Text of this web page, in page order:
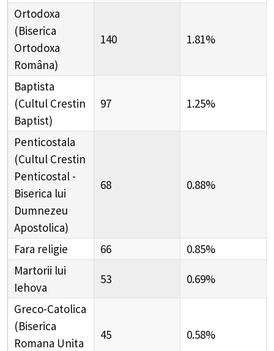
Ortodoxa
(Biserica
Ortodoxa
Româna)
140 1.81%
Baptista
(Cultul Crestin
Baptist)
97 1.25%
Penticostala
(Cultul Crestin
Penticostal -
Biserica lui
Dumnezeu
Apostolica)
68 0.88%
Fara religie 66
0.85%
Martorii lui
Iehova
53 0.69%
Greco-Catolica
(Biserica
Romana Unita
45 0.58%